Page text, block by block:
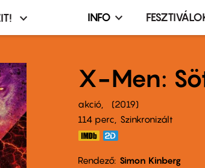
Infó,
terembérlés
menü
INFO
X-Men:
akció
2019
114 perc,
Szinkronizált
Rendező Simon Kinberg